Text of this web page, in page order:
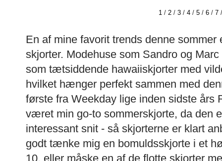
1 / 2 / 3 / 4 / 5 / 6 / 7
En af mine favorit trends denne
skjorter. Modehuse som Sandro og
som tætsiddende hawaiiskjorter med
hvilket hænger perfekt sammen med
første fra Weekday lige inden sidste års
været min go-to sommerskjorte, da den
interessant snit - så skjorterne er klart
godt tænke mig en bomuldsskjorte i et
10, eller måske en af de flotte skjorter